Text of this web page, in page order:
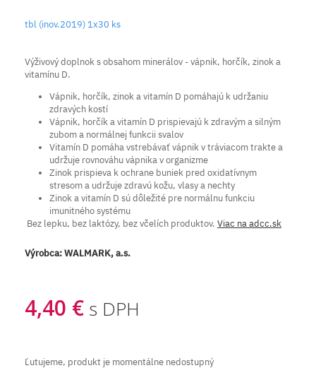
tbl (inov.2019) 1x30 ks
Výživový doplnok s obsahom minerálov - vápnik, horčík, zinok a
vitamínu D.
Vápnik, horčík, zinok a vitamín D pomáhajú k udržaniu
zdravých kostí
Vápnik, horčík a vitamín D prispievajú k zdravým a silným
zubom a normálnej funkcii svalov
Vitamín D pomáha vstrebávať vápnik v tráviacom trakte a
udržuje rovnováhu vápnika v organizme
Zinok prispieva k ochrane buniek pred oxidatívnym
stresom a udržuje zdravú kožu, vlasy a nechty
Zinok a vitamín D sú dôležité pre normálnu funkciu
imunitného systému
Bez lepku, bez laktózy, bez včelích produktov. Viac na adcc.sk
Výrobca:WALMARK, a.s.
4,40 € s DPH
Ľutujeme, produkt je momentálne nedostupný